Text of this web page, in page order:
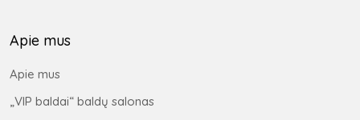
Apie mus
Apie mus
„VIP baldai“ baldų salonas